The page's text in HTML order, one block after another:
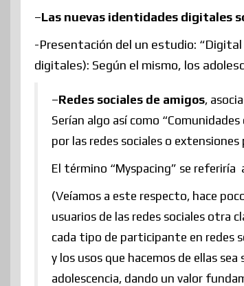
–Las nuevas identidades digitales
-Presentación del un estudio:
digitales): Según el mismo, los
–Redes sociales de amigos,
Serían algo así como
por las redes sociales o extensiones
El término “Myspacing” se referiría
(Veíamos a este respecto, hace
usuarios de las redes sociales otra
cada tipo de participante en redes
y los usos que hacemos de ellas
adolescencia, dando un valor